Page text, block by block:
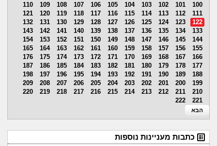
100
101
102
103
104
105
106
107
108
109
110
111
112
113
114
115
116
117
118
119
120
121
122
123
124
125
126
127
128
129
130
131
132
133
134
135
136
137
138
139
140
141
142
143
144
145
146
147
148
149
150
151
152
153
154
155
156
157
158
159
160
161
162
163
164
165
166
167
168
169
170
171
172
173
174
175
176
177
178
179
180
181
182
183
184
185
186
187
188
189
190
191
192
193
194
195
196
197
198
199
200
201
202
203
204
205
206
207
208
209
210
211
212
213
214
215
216
217
218
219
220
221
222
הבא
כתבות מעניינות נוספות